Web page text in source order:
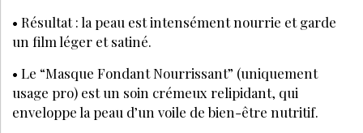
• Résultat : la peau est intensément nourrie et garde
un film léger et satiné.
• Le “Masque Fondant Nourrissant” (uniquement
usage pro) est un soin crémeux relipidant, qui
enveloppe la peau d’un voile de bien-être nutritif.